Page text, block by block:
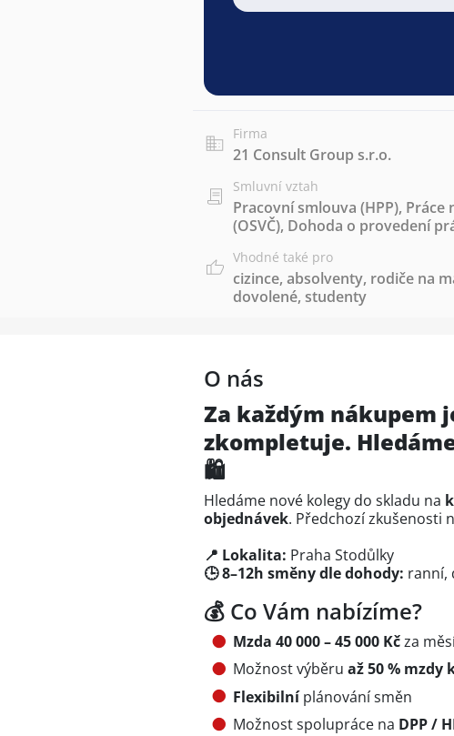
Firma
21 Consult Group s.r.o.
Smluvní vztah
Pracovní smlouva (HPP), Práce
(OSVČ), Dohoda o provedení
Vhodné také pro
cizince, absolventy, rodiče na
dovolené, studenty
O nás
Za každým nákupem
zkompletuje.
🛍️
Hledáme nové kolegy do skladu na
objednávek. Předchozí zkušenosti
📍 Lokalita: Praha Stodůlky
🕒 8–12h směny dle dohody: ranní,
💰 Co Vám nabízíme?
Mzda 40 000 – 45 000 Kčza
Možnost výběru až 50 % mzdy
Flexibilníplánování směn
Možnost spolupráce na DPP /